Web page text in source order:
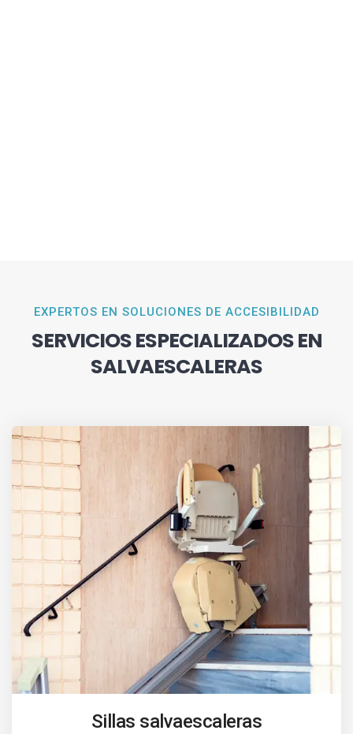
EXPERTOS EN SOLUCIONES DE ACCESIBILIDAD
SERVICIOS ESPECIALIZADOS EN
SALVAESCALERAS
Sillas salvaescaleras